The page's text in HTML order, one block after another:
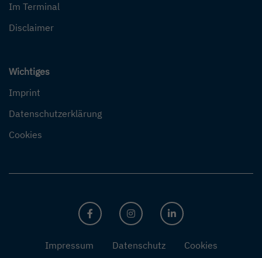
Im Terminal
Disclaimer
Wichtiges
Imprint
Datenschutzerklärung
Cookies
FACEBOOKINSTAGRAMLINKEDIN
Impressum Datenschutz Cookies